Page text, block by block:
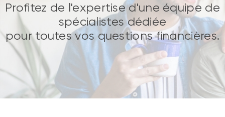
Profitez de l'expertise d'une équipe de
spécialistes dédiée
pour toutes vos questions financières.